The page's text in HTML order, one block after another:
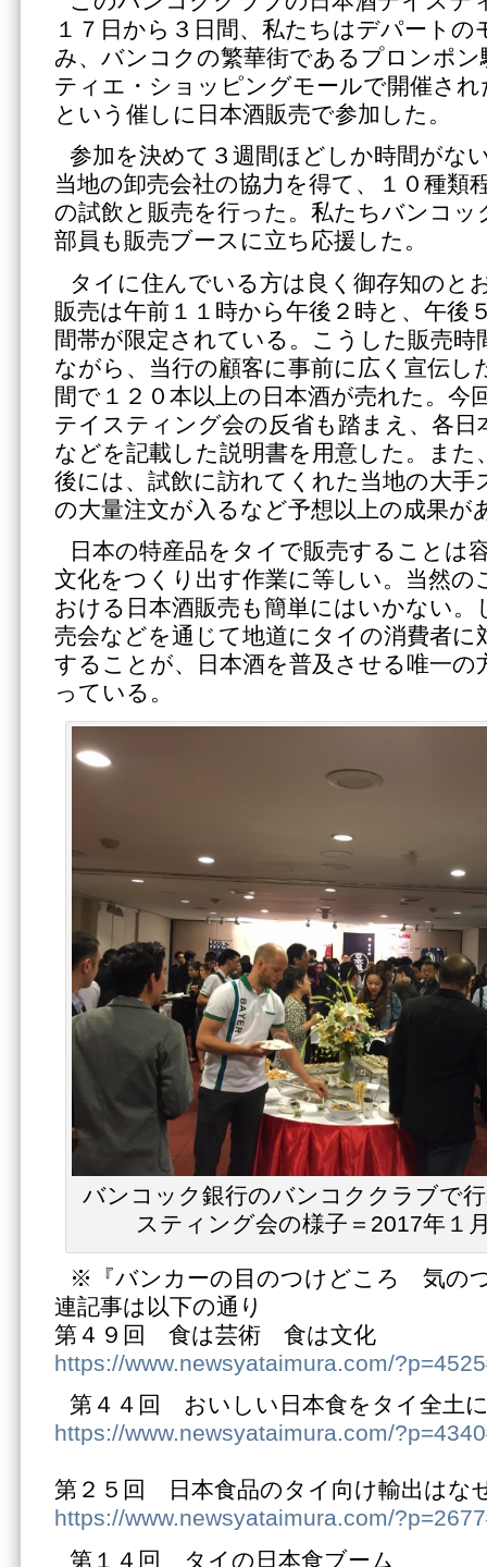
１７日から３日間、私たちはデパート
み、バンコクの繁華街であるプロンポ
ティエ・ショッピングモールで開催さ
という催しに日本酒販売で参加した。
参加を決めて３週間ほどしか時間がな
当地の卸売会社の協力を得て、１０種類
の試飲と販売を行った。私たちバンコッ
部員も販売ブースに立ち応援した。
タイに住んでいる方は良く御存知のと
販売は午前１１時から午後２時と、午後
間帯が限定されている。こうした販売時
ながら、当行の顧客に事前に広く宣伝し
間で１２０本以上の日本酒が売れた。今
テイスティング会の反省も踏まえ、各日
などを記載した説明書を用意した。また
後には、試飲に訪れてくれた当地の大手
の大量注文が入るなど予想以上の成果が
日本の特産品をタイで販売することは
文化をつくり出す作業に等しい。当然
おける日本酒販売も簡単にはいかない。
売会などを通じて地道にタイの消費者に
することが、日本酒を普及させる唯一の
っている。
バンコック銀行のバンコククラブで
スティング会の様子＝2017年１
※『バンカーの目のつけどころ 気の
連記事は以下の通り
第４９回 食は芸術 食は文化
https://www.newsyataimura.com/
第４４回 おいしい日本食をタイ全土
https://www.newsyataimura.com/
第２５回 日本食品のタイ向け輸出はな
https://www.newsyataimura.com/
第１４回 タイの日本食ブーム